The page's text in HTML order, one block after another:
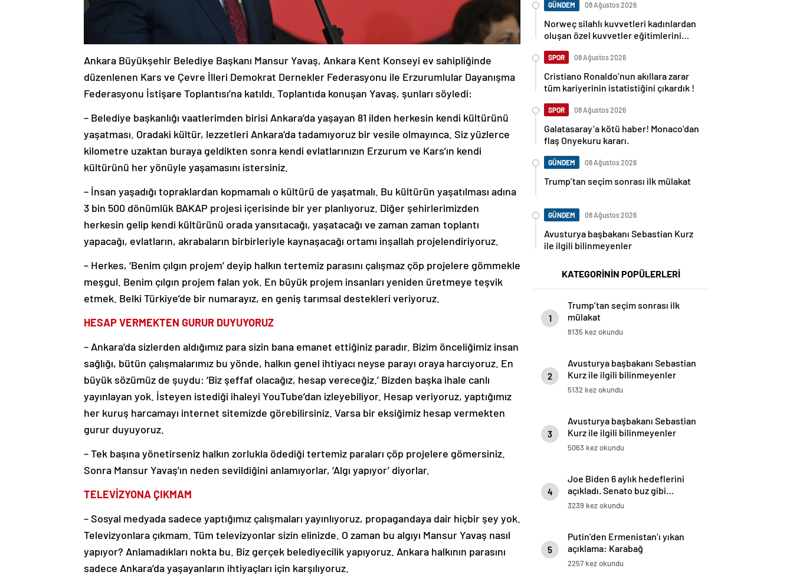
Ankara Büyükşehir Belediye Başkanı Mansur Yavaş, Ankara Kent Konseyi ev sahipliğinde
düzenlenen Kars ve Çevre İlleri Demokrat Dernekler Federasyonu ile Erzurumlular Dayanışma
Federasyonu İstişare Toplantısı’na katıldı. Toplantıda konuşan Yavaş, şunları söyledi:
– Belediye başkanlığı vaatlerimden birisi Ankara’da yaşayan 81 ilden herkesin kendi kültürünü
yaşatması. Oradaki kültür, lezzetleri Ankara’da tadamıyoruz bir vesile olmayınca. Siz yüzlerce
kilometre uzaktan buraya geldikten sonra kendi evlatlarınızın Erzurum ve Kars’ın kendi
kültürünü her yönüyle yaşamasını istersiniz.
– İnsan yaşadığı topraklardan kopmamalı o kültürü de yaşatmalı. Bu kültürün yaşatılması adına
3 bin 500 dönümlük BAKAP projesi içerisinde bir yer planlıyoruz. Diğer şehirlerimizden
herkesin gelip kendi kültürünü orada yansıtacağı, yaşatacağı ve zaman zaman toplantı
yapacağı, evlatların, akrabaların birbirleriyle kaynaşacağı ortamı inşallah projelendiriyoruz.
– Herkes, ‘Benim çılgın projem’ deyip halkın tertemiz parasını çalışmaz çöp projelere gömmekle
meşgul. Benim çılgın projem falan yok. En büyük projem insanları yeniden üretmeye teşvik
etmek. Belki Türkiye’de bir numarayız, en geniş tarımsal destekleri veriyoruz.
HESAP VERMEKTEN GURUR DUYUYORUZ
– Ankara’da sizlerden aldığımız para sizin bana emanet ettiğiniz paradır. Bizim önceliğimiz insan
sağlığı, bütün çalışmalarımız bu yönde, halkın genel ihtiyacı neyse parayı oraya harcıyoruz. En
büyük sözümüz de şuydu: ‘Biz şeffaf olacağız, hesap vereceğiz.’ Bizden başka ihale canlı
yayınlayan yok. İsteyen istediği ihaleyi YouTube’dan izleyebiliyor. Hesap veriyoruz, yaptığımız
her kuruş harcamayı internet sitemizde görebilirsiniz. Varsa bir eksiğimiz hesap vermekten
gurur duyuyoruz.
– Tek başına yönetirseniz halkın zorlukla ödediği tertemiz paraları çöp projelere gömersiniz.
Sonra Mansur Yavaş’ın neden sevildiğini anlamıyorlar, ‘Algı yapıyor’ diyorlar.
TELEVİZYONA ÇIKMAM
– Sosyal medyada sadece yaptığımız çalışmaları yayınlıyoruz, propagandaya dair hiçbir şey yok.
Televizyonlara çıkmam. Tüm televizyonlar sizin elinizde. O zaman bu algıyı Mansur Yavaş nasıl
yapıyor? Anlamadıkları nokta bu. Biz gerçek belediyecilik yapıyoruz. Ankara halkının parasını
sadece Ankara’da yaşayanların ihtiyaçları için karşılıyoruz.
GÜNDEM 08 Ağustos 2026
Norweç silahlı kuvvetleri kadınlardan
oluşan özel kuvvetler eğitimlerini
SPOR 08 Ağustos 2026
Cristiano Ronaldo’nun akıllara zarar
tüm kariyerinin istatistiğini çıkardık !
SPOR 08 Ağustos 2026
Galatasaray’a kötü haber! Monaco’dan
flaş Onyekuru kararı.
GÜNDEM 08 Ağustos 2026
Trump’tan seçim sonrası ilk mülakat
GÜNDEM 08 Ağustos 2026
Avusturya başbakanı Sebastian Kurz
ile ilgili bilinmeyenler
KATEGORİNİN POPÜLERLERİ
1
Trump’tan seçim sonrası ilk
mülakat
8135 kez okundu
2
Avusturya başbakanı Sebastian
Kurz ile ilgili bilinmeyenler
5132 kez okundu
3
Avusturya başbakanı Sebastian
Kurz ile ilgili bilinmeyenler
5063 kez okundu
4
Joe Biden 6 aylık hedeflerini
açıkladı. Senato buz gibi…
3239 kez okundu
5
Putin’den Ermenistan’ı yıkan
açıklama: Karabağ
Azerbaycan’ın ayrılmaz bir
2257 kez okundu